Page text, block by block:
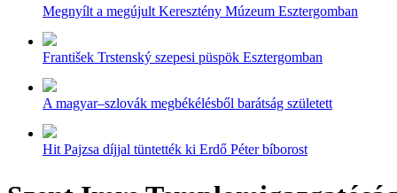
Megnyílt a megújult Keresztény Múzeum Esztergomban
František Trstenský szepesi püspök Esztergomban
A magyar–szlovák megbékélésből barátság született
Hit Pajzsa díjjal tüntették ki Erdő Péter bíborost